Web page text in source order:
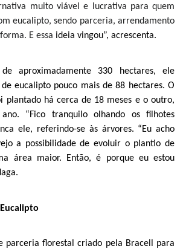
muito viável e lucrativa para quem
eucalipto, sendo parceria, arrendamento
E essa ideia vingou”, acrescenta.
aproximadamente 330 hectares, ele
eucalipto pouco mais de 88 hectares. O
plantado há cerca de 18 meses e o outro,
“Fico tranquilo olhando os filhotes
ele, referindo-se às árvores. “Eu acho
a possibilidade de evoluir o plantio de
área maior. Então, é porque eu estou
parceria florestal criado pela Bracell para